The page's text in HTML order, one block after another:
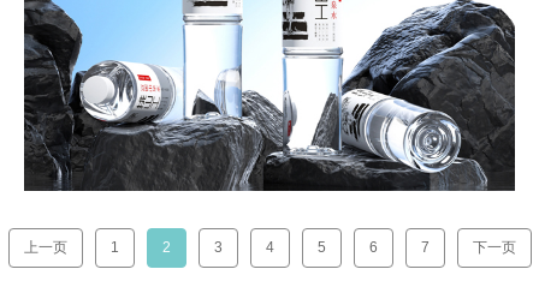
挑山工-富锶山泉水包装全案设计
品牌策划/品牌包装全案设计
上一页 1 2 3 4 5 6 7 下一页